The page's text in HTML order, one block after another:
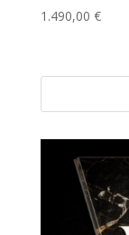
1.490,00 €